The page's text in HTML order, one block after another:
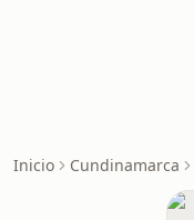
Inicio Cundinamarca